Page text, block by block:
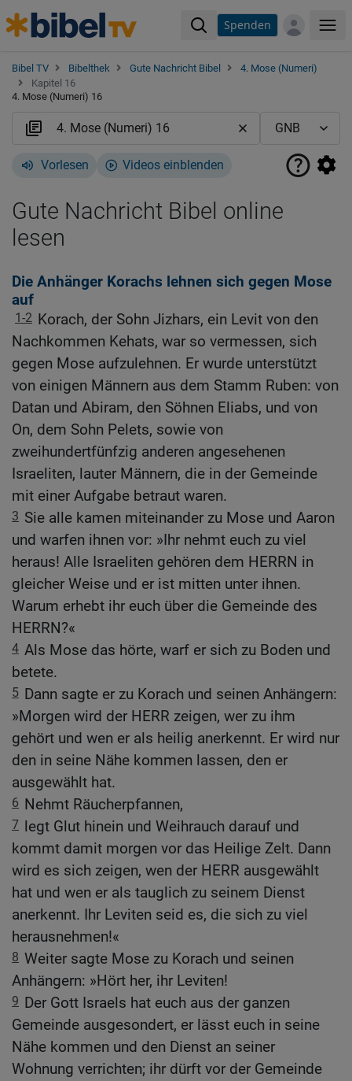
Spenden
Bibel TV Bibelthek Gute Nachricht Bibel
4. Mose (Numeri)
Kapitel 16
4. Mose (Numeri) 16
Vorlesen Videos einblenden
Gute Nachricht Bibel online
lesen
Die Anhänger Korachs lehnen sich gegen Mose
auf
1-2 Korach, der Sohn Jizhars, ein Levit von den
Nachkommen Kehats, war so vermessen, sich
gegen Mose aufzulehnen. Er wurde unterstützt
von einigen Männern aus dem Stamm Ruben: von
Datan und Abiram, den Söhnen Eliabs, und von
On, dem Sohn Pelets, sowie von
zweihundertfünfzig anderen angesehenen
Israeliten, lauter Männern, die in der Gemeinde
mit einer Aufgabe betraut waren.
3 Sie alle kamen miteinander zu Mose und Aaron
und warfen ihnen vor: »Ihr nehmt euch zu viel
heraus! Alle Israeliten gehören dem HERRN in
gleicher Weise und er ist mitten unter ihnen.
Warum erhebt ihr euch über die Gemeinde des
HERRN?«
4 Als Mose das hörte, warf er sich zu Boden und
betete.
5 Dann sagte er zu Korach und seinen Anhängern:
»Morgen wird der HERR zeigen, wer zu ihm
gehört und wen er als heilig anerkennt. Er wird nur
den in seine Nähe kommen lassen, den er
ausgewählt hat.
6 Nehmt Räucherpfannen,
7 legt Glut hinein und Weihrauch darauf und
kommt damit morgen vor das Heilige Zelt. Dann
wird es sich zeigen, wen der HERR ausgewählt
hat und wen er als tauglich zu seinem Dienst
anerkennt. Ihr Leviten seid es, die sich zu viel
herausnehmen!«
8 Weiter sagte Mose zu Korach und seinen
Anhängern: »Hört her, ihr Leviten!
9 Der Gott Israels hat euch aus der ganzen
Gemeinde ausgesondert, er lässt euch in seine
Nähe kommen und den Dienst an seiner
Wohnung verrichten; ihr dürft vor der Gemeinde